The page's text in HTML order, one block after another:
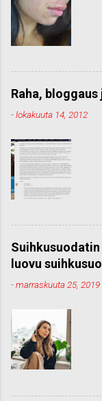
Raha,
-lokakuuta 14, 2012
luovu
-marraskuuta 25, 2019